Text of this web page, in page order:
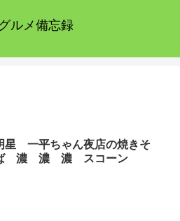
ルメ備忘録
星 一平ちゃん夜店の焼きそ
濃 濃 濃 スコーン